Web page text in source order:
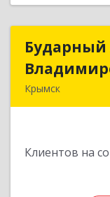
Крымск
Клиентов на